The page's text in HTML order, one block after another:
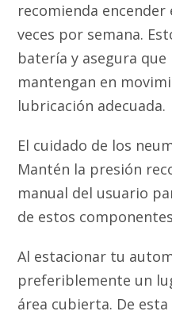
recomienda
veces por semana.
batería y asegura
mantengan en
lubricación adecuada.
El cuidado de los
Mantén la presión
manual del usuario
de estos
Al estacionar tu
preferiblemente un
área cubierta. De